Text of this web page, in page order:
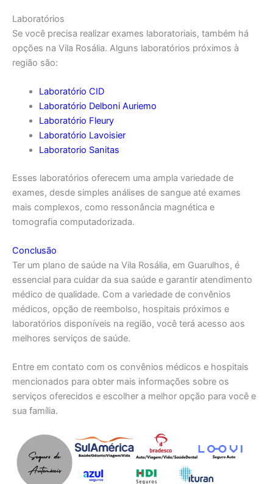
Laboratórios
Se você precisa realizar exames laboratoriais, também há
opções na Vila Rosália. Alguns laboratórios próximos à
região são:
Laboratório CID
Laboratório Delboni Auriemo
Laboratório Fleury
Laboratório Lavoisier
Laboratorio Sanitas
Esses laboratórios oferecem uma ampla variedade de
exames, desde simples análises de sangue até exames
mais complexos, como ressonância magnética e
tomografia computadorizada.
Conclusão
Ter um plano de saúde na Vila Rosália, em Guarulhos, é
essencial para cuidar da sua saúde e garantir atendimento
médico de qualidade. Com a variedade de convênios
médicos, opção de reembolso, hospitais próximos e
laboratórios disponíveis na região, você terá acesso aos
melhores serviços de saúde.
Entre em contato com os convênios médicos e hospitais
mencionados para obter mais informações sobre os
serviços oferecidos e escolher a melhor opção para você e
sua família.